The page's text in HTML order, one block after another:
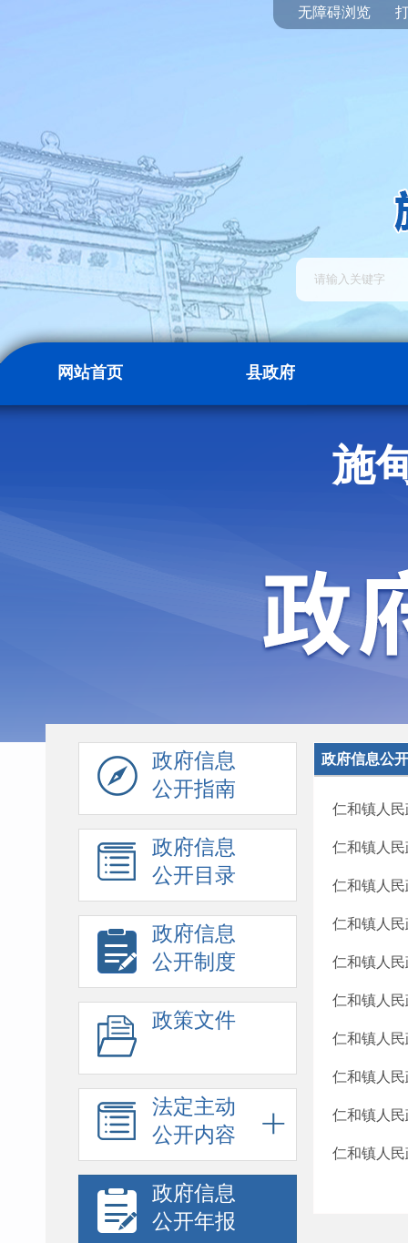
无障碍浏览
网站首页 县政府
施
政府信息
公开指南
政府信息
公开目录
政府信息
公开制度
政策文件
法定主动
公开内容
政府信息
公开年报
政府信息公
仁和镇人
仁和镇人
仁和镇人
仁和镇人
仁和镇人
仁和镇人
仁和镇人
仁和镇人
仁和镇人
仁和镇人